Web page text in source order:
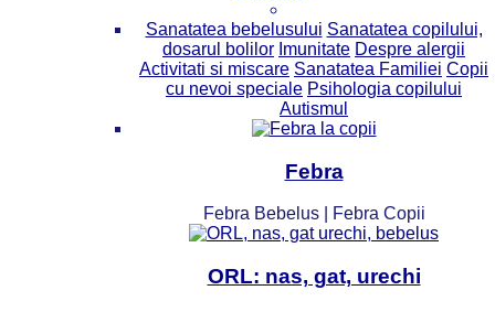
Sanatatea bebelusului Sanatatea copilului,
dosarul bolilor Imunitate Despre alergii
Activitati si miscare Sanatatea Familiei Copii
cu nevoi speciale Psihologia copilului
Autismul
Febra
Febra Bebelus | Febra Copii
ORL: nas, gat, urechi